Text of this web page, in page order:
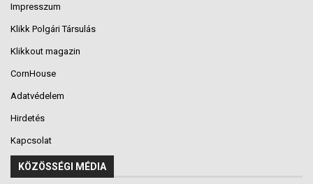
Impresszum
Klikk Polgári Társulás
Klikkout magazin
CornHouse
Adatvédelem
Hirdetés
Kapcsolat
KÖZÖSSÉGI MÉDIA